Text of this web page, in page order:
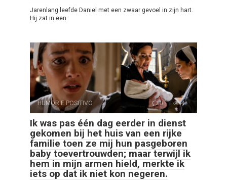
Jarenlang leefde Daniel met een zwaar gevoel in zijn hart.
Hij zat in een
HUMOR E POSITIVO 0 4
Ik was pas één dag eerder in dienst
gekomen bij het huis van een rijke
familie toen ze mij hun pasgeboren
baby toevertrouwden; maar terwijl ik
hem in mijn armen hield, merkte ik
iets op dat ik niet kon negeren.